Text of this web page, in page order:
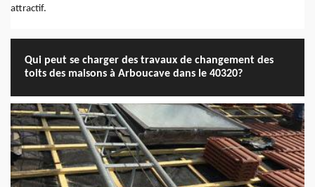
attractif.
Qui peut se charger des travaux de changement des
toits des maisons à Arboucave dans le 40320?